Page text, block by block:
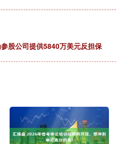
股公司提供5840万美元反担保